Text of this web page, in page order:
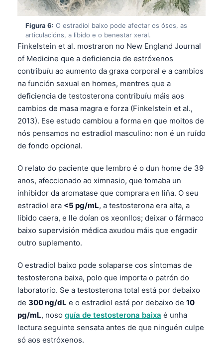
Figura 6: O estradiol baixo pode afectar os ósos, as
articulacións, a libido e o benestar xeral.
Finkelstein et al. mostraron no New England Journal
of Medicine que a deficiencia de estróxenos
contribuíu ao aumento da graxa corporal e a cambios
na función sexual en homes, mentres que a
deficiencia de testosterona contribuíu máis aos
cambios de masa magra e forza (Finkelstein et al.,
2013). Ese estudo cambiou a forma en que moitos de
nós pensamos no estradiol masculino: non é un ruído
de fondo opcional.
O relato do paciente que lembro é o dun home de 39
anos, afeccionado ao ximnasio, que tomaba un
inhibidor da aromatase que comprara en liña. O seu
estradiol era <5 pg/mL, a testosterona era alta, a
libido caera, e lle doían os xeonllos; deixar o fármaco
baixo supervisión médica axudou máis que engadir
outro suplemento.
O estradiol baixo pode solaparse cos síntomas de
testosterona baixa, polo que importa o patrón do
laboratorio. Se a testosterona total está por debaixo
de 300 ng/dL e o estradiol está por debaixo de 10
pg/mL, noso guía de testosterona baixa é unha
lectura seguinte sensata antes de que ninguén culpe
só aos estróxenos.
Українська
O‘zbekcha
Català
Қазақ тілі
Suomi
Slovenčina
پښتو
සිංහල
Latviešu valoda
Македонски јазик
Euskara
Gàidhlig
Occitan
العربية المغربية
Afrikaans
Монгол
ພາສາລາວ